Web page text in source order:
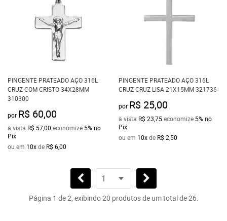
PINGENTE PRATEADO AÇO 316L
CRUZ COM CRISTO 34X28MM
310300
por R$ 60,00
à vista R$ 57,00 economize 5%no
Pix
ou em 10xde R$ 6,00
PINGENTE PRATEADO AÇO 316L
CRUZ CRUZ LISA 21X15MM 321736
por R$ 25,00
à vista R$ 23,75economize 5%no
Pix
ou em 10xde R$ 2,50
Página 1 de 2, exibindo 20 produtos de um total de 26.